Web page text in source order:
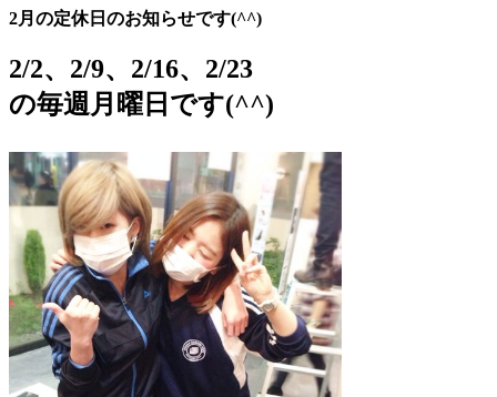
2月の定休日のお知らせです(^^)
2/2、2/9、2/16、2/23
の毎週月曜日です(^^)